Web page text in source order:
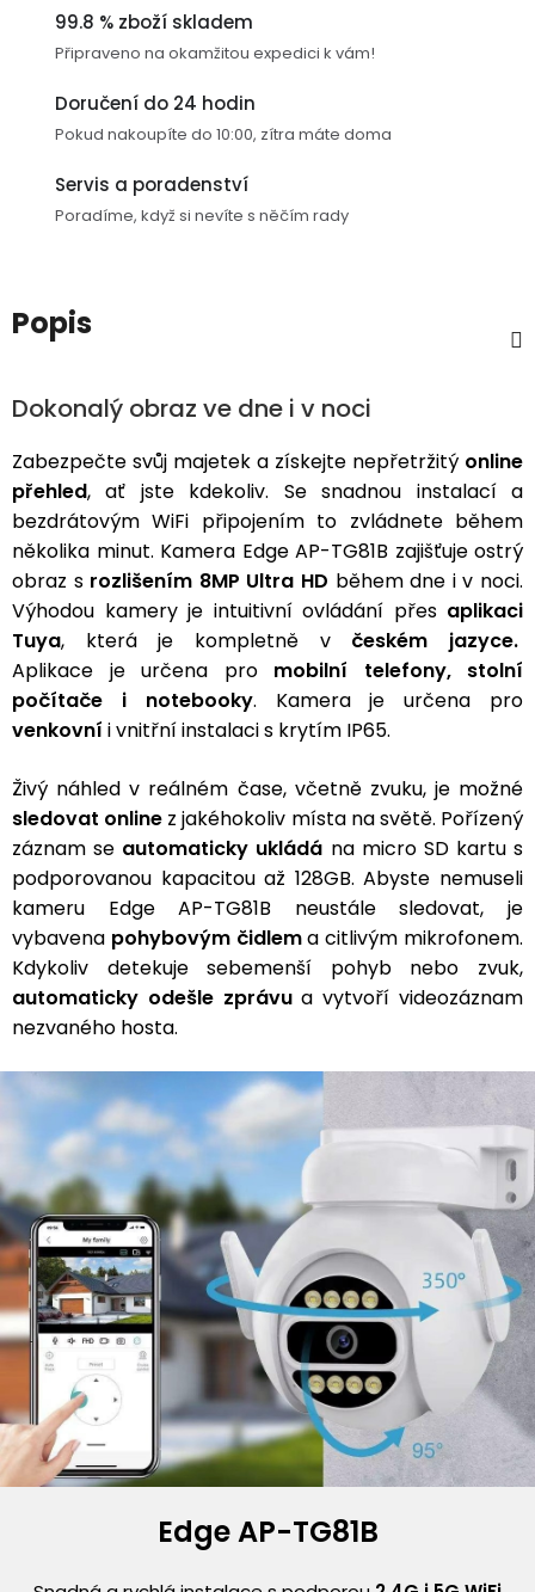
USB-
C
/
USB-
USB-
JACK
Redukce
99.8 % zboží skladem
Připraveno na okamžitou expedici k vám!
Doručení do 24 hodin
Pokud nakoupíte do 10:00, zítra máte doma
Servis a poradenství
Poradíme, když si nevíte s něčím rady
Popis
Dokonalý obraz ve dne i v noci
Zabezpečte svůj majetek a získejte nepřetržitý online
přehled, ať jste kdekoliv. Se snadnou instalací a
bezdrátovým WiFi připojením to zvládnete během
několika minut. Kamera Edge AP-TG81B zajišťuje ostrý
obraz s rozlišením 8MP Ultra HD během dne i v noci.
Výhodou kamery je intuitivní ovládání přes aplikaci
Tuya, která je kompletně v českém jazyce.
Aplikace
je určena pro mobilní telefony, stolní
počítače i notebooky. Kamera je určena pro
venkovní i vnitřní instalaci s krytím IP65.
Živý náhled v reálném čase, včetně zvuku, je možné
sledovat online z jakéhokoliv místa na světě. Pořízený
záznam se automaticky ukládá na micro SD kartu s
podporovanou kapacitou až 128GB. Abyste nemuseli
kameru Edge AP-TG81B neustále sledovat, je
vybavena pohybovým čidlema citlivým mikrofonem.
Kdykoliv detekuje sebemenší pohyb nebo zvuk,
automaticky odešle zprávua vytvoří videozáznam
nezvaného hosta.
Edge AP-TG81B